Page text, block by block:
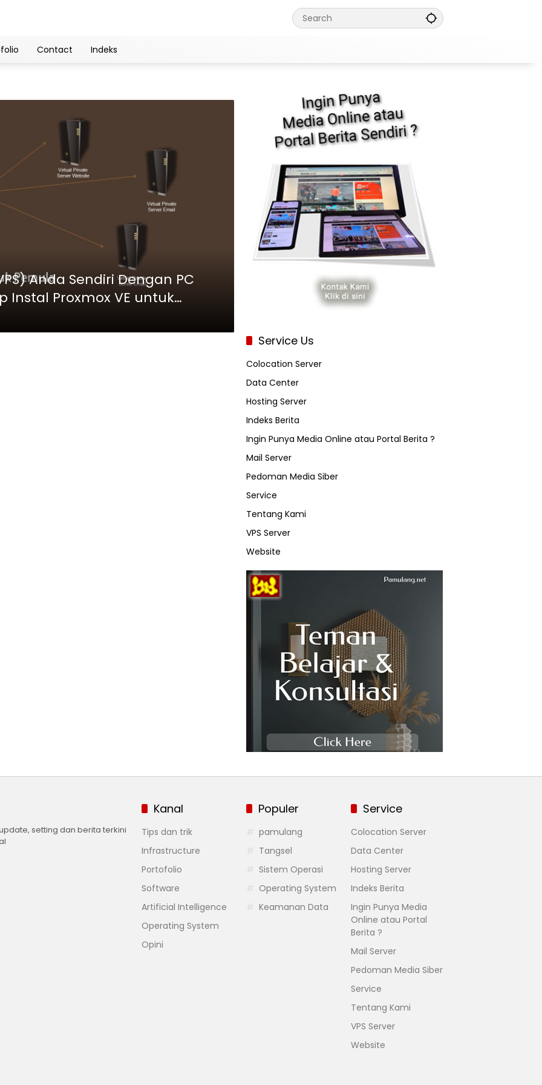
Contact Indeks
Anda Sendiri Dengan PC
Instal Proxmox VE untuk
Service Us
Colocation Server
Data Center
Hosting Server
Indeks Berita
Ingin Punya Media Online atau Portal Berita ?
Mail Server
Pedoman Media Siber
Service
Tentang Kami
VPS Server
Website
setting dan berita terkini
Kanal
Tips dan trik
Infrastructure
Portofolio
Software
Artificial Intelligence
Operating System
Opini
Populer
pamulang
Tangsel
Sistem Operasi
Operating System
Keamanan Data
Service
Colocation Server
Data Center
Hosting Server
Indeks Berita
Ingin Punya Media
Online atau Portal
Berita ?
Mail Server
Pedoman Media Siber
Service
Tentang Kami
VPS Server
Website